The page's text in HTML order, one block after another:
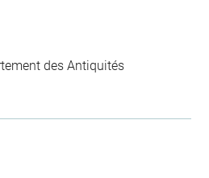
des Antiquités